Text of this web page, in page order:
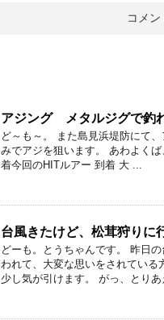
アジング メタルジグで釣
ど～も～。 また島見浜堤防にて
みでアジを狙います。 あわよく
着今回のHITルアー 到着 大 ...
台風きたけど、松茸狩りに
どーも。とうちゃんです。 昨日
われて、大変な思いをされている
少し気が引けます。 がっ、とり